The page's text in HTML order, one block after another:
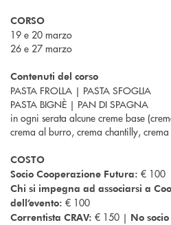
CORSO
19 e 20 marzo
26 e 27 marzo
Contenuti del corso
PASTA FROLLA | PASTA SFOGLIA
PASTA BIGNÈ | PAN DI SPAGNA
in ogni serata alcune creme base
crema al burro, crema chantilly,
COSTO
Socio Cooperazione Futura: € 100
Chi si impegna ad associarsi a
dell’evento: € 100
Correntista CRAV: € 150 | No